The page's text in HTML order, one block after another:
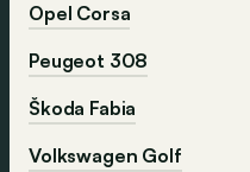
Opel Corsa
Peugeot 308
Škoda Fabia
Volkswagen Golf